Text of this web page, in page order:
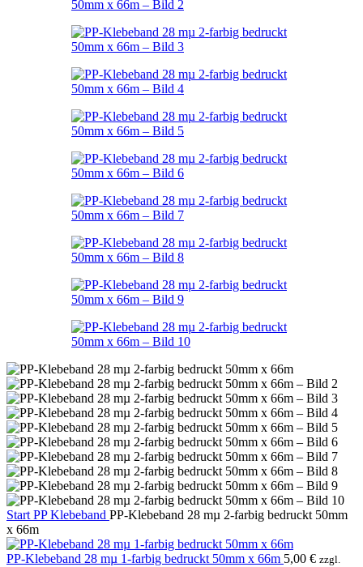
Start PP Klebeband PP-Klebeband 28 mµ 2-farbig bedruckt 50mm
x 66m
PP-Klebeband 28 mµ 1-farbig bedruckt 50mm x 66m 5,00 € zzgl.